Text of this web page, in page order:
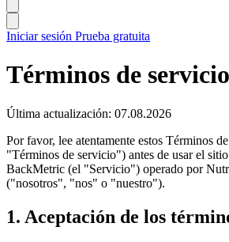
Iniciar sesión Prueba gratuita
Términos de servicio
Última actualización: 07.08.2026
Por favor, lee atentamente estos Términos
"Términos de servicio") antes de usar el
BackMetric (el "Servicio") operado por
("nosotros", "nos" o "nuestro").
1. Aceptación de los